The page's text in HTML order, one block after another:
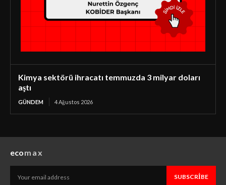
Kimya sektörü ihracatı temmuzda 3 milyar doları
aştı
GÜNDEM 4 Ağustos 2026
ecomax
SUBSCRIBE